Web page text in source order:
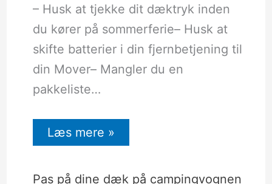
– Husk at tjekke dit dæktryk inden
du kører på sommerferie– Husk at
skifte batterier i din fjernbetjening til
din Mover– Mangler du en
pakkeliste…
Læs mere »
Pas på dine dæk på campingvognen